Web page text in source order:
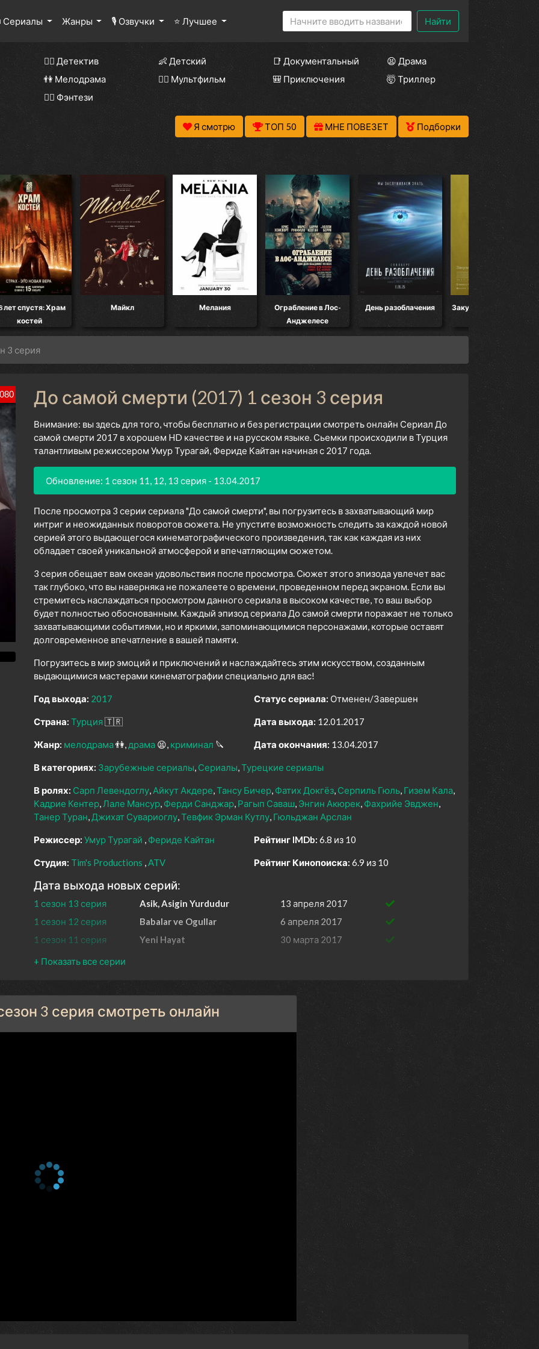
Сериалы Жанры 🎙 Озвучки ⭐ Лучшее Найти
🕵️‍♂️ Детектив 👶 Детский 📑 Документальный
😫 Драма
👫 Мелодрама 🧚‍♀️ Мультфильм 🎒 Приключения
🤯 Триллер
🧝‍♂️ Фэнтези
Я смотрю ТОП 50 МНЕ ПОВЕЗЕТ Подборки
лет спустя: Храм
костей
Майкл Мелания
Ограбление в Лос-
Анджелесе
День разоблачения Закулисье реальности
3 серия
До самой смерти (2017) 1 сезон 3 серия
Внимание: вы здесь для того, чтобы бесплатно и без регистрации смотреть онлайн Сериал До
самой смерти 2017 в хорошем HD качестве и на русском языке. Сьемки происходили в Турция
талантливым режиссером Умур Турагай, Фериде Кайтан начиная с 2017 года.
Обновление: 1 сезон 11, 12, 13 серия - 13.04.2017
После просмотра 3 серии сериала "До самой смерти", вы погрузитесь в захватывающий мир
интриг и неожиданных поворотов сюжета. Не упустите возможность следить за каждой новой
серией этого выдающегося кинематографического произведения, так как каждая из них
обладает своей уникальной атмосферой и впечатляющим сюжетом.
3 серия обещает вам океан удовольствия после просмотра. Сюжет этого эпизода увлечет вас
так глубоко, что вы наверняка не пожалеете о времени, проведенном перед экраном. Если вы
стремитесь наслаждаться просмотром данного сериала в высоком качестве, то ваш выбор
будет полностью обоснованным. Каждый эпизод сериала До самой смерти поражает не только
захватывающими событиями, но и яркими, запоминающимися персонажами, которые оставят
долговременное впечатление в вашей памяти.
Погрузитесь в мир эмоций и приключений и наслаждайтесь этим искусством, созданным
выдающимися мастерами кинематографии специально для вас!
Год выхода: 2017
Страна: Турция🇹🇷
Жанр: мелодрама👫 драма 😫 криминал 🔪
Статус сериала: Отменен/Завершен
Дата выхода: 12.01.2017
Дата окончания: 13.04.2017
В категориях: Зарубежные сериалы Сериалы Турецкие сериалы
В ролях: Сарп Левендоглу Айкут Акдере Тансу Бичер Фатих Докгёз Серпиль Гюль Гизем Кала
Кадрие Кентер Лале Мансур Ферди Санджар Рагып Саваш Энгин Акюрек Фахрийе Эвджен
Танер Туран Джихат Сувариоглу Тевфик Эрман Кутлу Гюльджан Арслан
Режиссер: Умур Турагай Фериде Кайтан
Студия: Tim's Productions ATV
Рейтинг IMDb: 6.8 из 10
Рейтинг Кинопоиска: 6.9 из 10
Дата выхода новых серий:
1 сезон 13 серия Asik, Asigin Yurdudur
13 апреля 2017
1 сезон 12 серия
Babalar ve Ogullar
6 апреля 2017
1 сезон 11 серия
Yeni Hayat
30 марта 2017
1 сезон 10 серия
1 сезон 8 серия
Sonsuza Kadar
9 марта 2017
1 сезон 7 серия
Baban Giderse
1 сезон 6 серия
Vira Bismillah
16 февраля 2017
3 серия смотреть онлайн